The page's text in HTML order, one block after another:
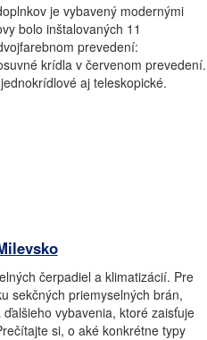
je vybavený modernými
bolo inštalovaných 11
prevedení:
krídla v červenom prevedení.
aj teleskopické.
čerpadiel a klimatizácií. Pre
sekčných priemyselných brán,
vybavenia, ktoré zaisťuje
si, o aké konkrétne typy